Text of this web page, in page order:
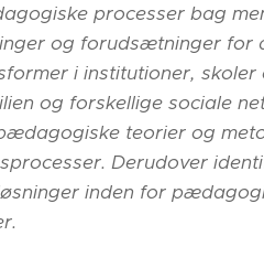
processer bag
og forudsætninger for
i institutioner, skoler
og forskellige sociale
teorier og
Derudover
inden for